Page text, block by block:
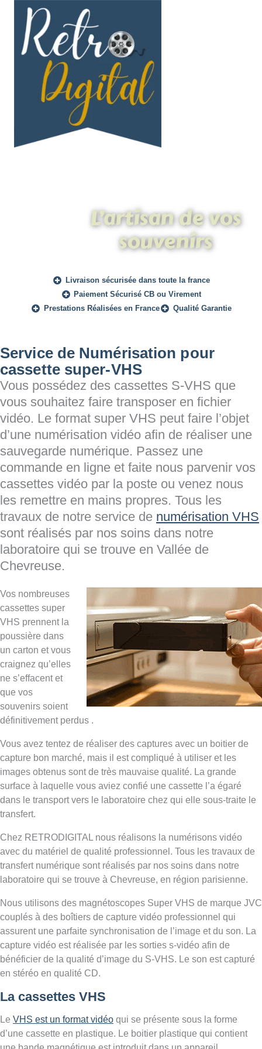
L’artisan de vos
souvenirs
Livraison sécurisée dans toute la france
Paiement Sécurisé CB ou Virement
Prestations Réalisées en France
Qualité Garantie
Service de Numérisation pour
cassette super-VHS
Vous possédez des cassettes S-VHS que
vous souhaitez faire transposer en fichier
vidéo. Le format super VHS peut faire l’objet
d’une numérisation vidéo afin de réaliser une
sauvegarde numérique. Passez une
commande en ligne et faite nous parvenir vos
cassettes vidéo par la poste ou venez nous
les remettre en mains propres. Tous les
travaux de notre service de numérisation VHS
sont réalisés par nos soins dans notre
laboratoire qui se trouve en Vallée de
Chevreuse.
Vos nombreuses
cassettes super
VHS prennent la
poussière dans
un carton et vous
craignez qu’elles
ne s’effacent et
que vos
souvenirs soient
définitivement perdus .
Vous avez tentez de réaliser des captures avec un boitier de
capture bon marché, mais il est compliqué à utiliser et les
images obtenus sont de très mauvaise qualité. La grande
surface à laquelle vous aviez confié une cassette l’a égaré
dans le transport vers le laboratoire chez qui elle sous-traite le
transfert.
Chez RETRODIGITAL nous réalisons la numérisons vidéo
avec du matériel de qualité professionnel. Tous les travaux de
transfert numérique sont réalisés par nos soins dans notre
laboratoire qui se trouve à Chevreuse, en région parisienne.
Nous utilisons des magnétoscopes Super VHS de marque JVC
couplés à des boîtiers de capture vidéo professionnel qui
assurent une parfaite synchronisation de l’image et du son. La
capture vidéo est réalisée par les sorties s-vidéo afin de
bénéficier de la qualité d’image du S-VHS. Le son est capturé
en stéréo en qualité CD.
La cassettes VHS
Le VHS est un format vidéo qui se présente sous la forme
d’une cassette en plastique. Le boitier plastique qui contient